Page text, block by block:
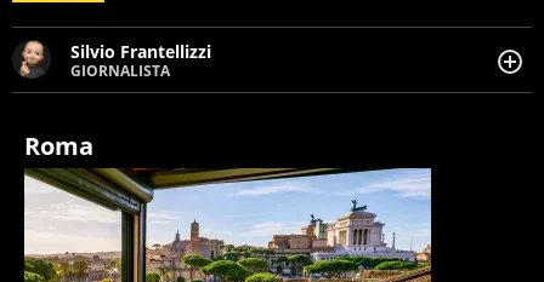
Silvio Frantellizzi
GIORNALISTA
Giornalista pubblicista. Da oltre dieci anni si occupa di
cronaca, motori, spettacolo e videogame.
Roma